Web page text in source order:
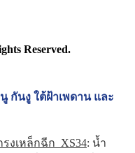
Reserved.
กันงู ใต้ฝ้าเพดาน และ
รงเหล็กฉีก XS34: น้ำ